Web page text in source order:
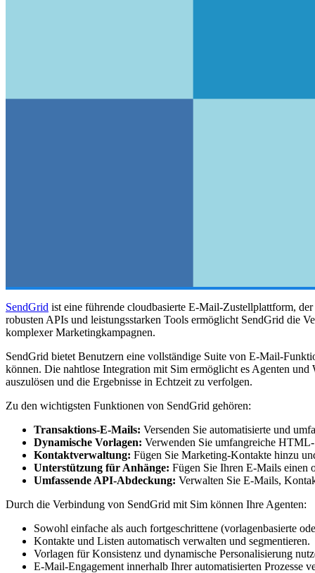
SendGrid ist eine führende cloudbasierte E-Mail-Zustellplattform,
robusten APIs und leistungsstarken Tools ermöglicht SendGrid die
komplexer Marketingkampagnen.
SendGrid bietet Benutzern eine vollständige Suite von E-Mail-
können. Die nahtlose Integration mit Sim ermöglicht es Agenten
auszulösen und die Ergebnisse in Echtzeit zu verfolgen.
Zu den wichtigsten Funktionen von SendGrid gehören:
Transaktions-E-Mails: Versenden Sie automatisierte und
Dynamische Vorlagen: Verwenden Sie umfangreiche
Kontaktverwaltung: Fügen Sie Marketing-Kontakte hinzu
Unterstützung für Anhänge: Fügen Sie Ihren E-Mails einen
Umfassende API-Abdeckung: Verwalten Sie E-Mails,
Durch die Verbindung von SendGrid mit Sim können Ihre Agenten:
Sowohl einfache als auch fortgeschrittene (vorlagenbasierte
Kontakte und Listen automatisch verwalten und segmentieren.
Vorlagen für Konsistenz und dynamische Personalisierung
E-Mail-Engagement innerhalb Ihrer automatisierten Prozesse